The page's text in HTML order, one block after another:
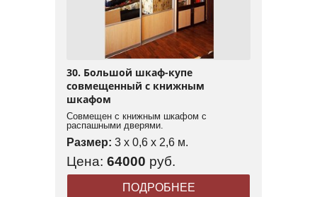
30. Большой шкаф-купе
совмещенный с книжным
шкафом
Совмещен с книжным шкафом с
распашными дверями.
Размер: 3 x 0,6 x 2,6 м.
Цена: 64000 руб.
ПОДРОБНЕЕ